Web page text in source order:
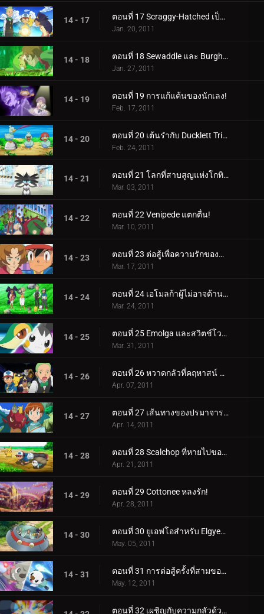
14 - 17 ตอนที่ 17 Scraggy-Hatched เป็นป่า!
Jan. 20, 2011
14 - 18 ตอนที่ 18 Sewaddle และ Burgh ในป่า Pinwheel!
Jan. 27, 2011
14 - 19 ตอนที่ 19 การแก้แค้นของนักเลง!
Feb. 17, 2011
14 - 20 ตอนที่ 20 เต้นรำกับ Ducklett Trio!
Feb. 24, 2011
14 - 21 ตอนที่ 21 โลกที่สาบสูญแห่งโกทิเทล!
Mar. 03, 2011
14 - 22 ตอนที่ 22 Venipede แตกตื่น!
Mar. 10, 2011
14 - 23 ตอนที่ 23 ต่อสู้เพื่อความรักของพวกแมลง!
Mar. 17, 2011
14 - 24 ตอนที่ 24 เอโมลก้าผู้ไม่อาจต้านทานได้!
Mar. 24, 2011
14 - 25 ตอนที่ 25 Emolga และสวิตช์โวลต์ใหม่!
Mar. 31, 2011
14 - 26 ตอนที่ 26 หวาดกลัวที่คฤหาสน์ Litwick!
Apr. 07, 2011
14 - 27 ตอนที่ 27 เส้นทางของปรมาจารย์มังกร!
Apr. 14, 2011
14 - 28 ตอนที่ 28 Scalchop ที่หายไปของ Oshawott!
Apr. 21, 2011
14 - 29 ตอนที่ 29 Cottonee หลงรัก!
Apr. 28, 2011
14 - 30 ตอนที่ 30 ยูเอฟโอสำหรับ Elgyem!
May. 05, 2011
14 - 31 ตอนที่ 31 การต่อสู้ครั้งที่สามของแอชและทริป!
May. 12, 2011
ตอนที่ 32 เผชิญกับความกลัวด้วยดวงตาเบิกกว้าง!